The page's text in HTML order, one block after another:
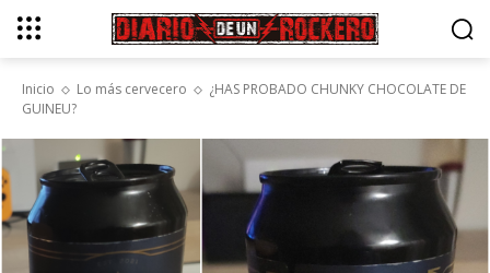
Inicio Lo más cervecero
¿HAS PROBADO CHUNKY CHOCOLATE DE
GUINEU?